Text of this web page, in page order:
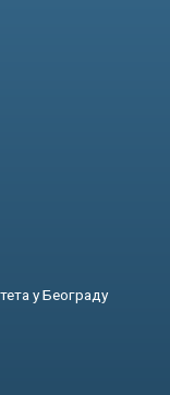
у Београду